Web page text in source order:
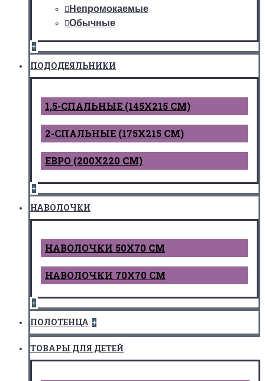
Непромокаемые
Обычные
+
ПОДОДЕЯЛЬНИКИ
1,5-СПАЛЬНЫЕ (145Х215 СМ)
2-СПАЛЬНЫЕ (175Х215 СМ)
ЕВРО (200Х220 СМ)
+
НАВОЛОЧКИ
НАВОЛОЧКИ 50Х70 СМ
НАВОЛОЧКИ 70Х70 СМ
+
ПОЛОТЕНЦА +
ТОВАРЫ ДЛЯ ДЕТЕЙ